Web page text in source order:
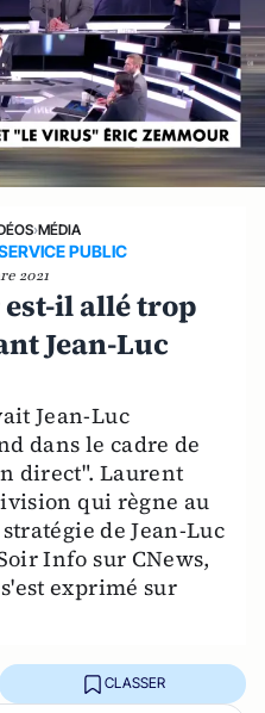
›MÉDIA
PUBLIC
2021
il allé trop
Jean-Luc
Jean-Luc
dans le cadre de
direct". Laurent
qui règne au
de Jean-Luc
Info sur CNews,
exprimé sur
CLASSER